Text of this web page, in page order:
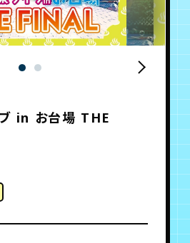
制ファンクラブ
in お台場 THE